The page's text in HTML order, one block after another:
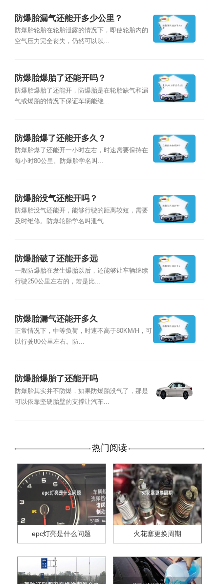
防爆胎漏气还能开多少公里？
防爆胎轮胎在轮胎泄露的情况下，即使轮胎内的
空气压力完全丧失，仍然可以以...
防爆胎爆胎了还能开吗？
防爆胎爆胎了还能开，防爆胎是在轮胎缺气和漏
气或爆胎的情况下保证车辆能继...
防爆胎爆了还能开多久？
防爆胎爆了还能开一小时左右，时速需要保持在
每小时80公里。防爆胎学名叫...
防爆胎没气还能开吗？
防爆胎没气还能开，能够行驶的距离较短，需要
及时维修。防爆轮胎学名叫泄气...
防爆胎破了还能开多远
一般防爆胎在发生爆胎以后，还能够让车辆继续
行驶250公里左右的，若是比...
防爆胎漏气还能开多久
正常情况下，中等负荷，时速不高于80KM/H，可
以行驶80公里左右。防...
防爆胎爆胎了还能开吗
防爆胎其实并不防爆，如果防爆胎没气了，那是
可以依靠坚硬胎壁的支撑让汽车...
热门阅读
epc灯亮是什么问题 火花塞更换周期